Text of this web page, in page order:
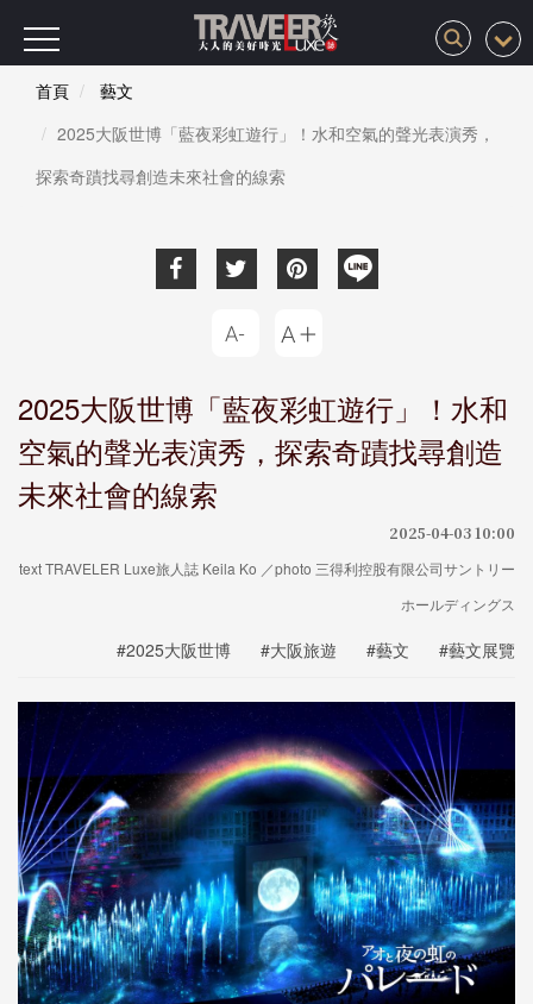
首頁
藝文
2025大阪世博「藍夜彩虹遊行」！水和空氣的聲光表演秀，
探索奇蹟找尋創造未來社會的線索
2025大阪世博「藍夜彩虹遊行」！水和
空氣的聲光表演秀，探索奇蹟找尋創造
未來社會的線索
2025-04-03 10:00
text TRAVELER Luxe旅人誌 Keila Ko ／photo 三得利控股有限公司サントリー
ホールディングス
#2025大阪世博 #大阪旅遊 #藝文 #藝文展覽